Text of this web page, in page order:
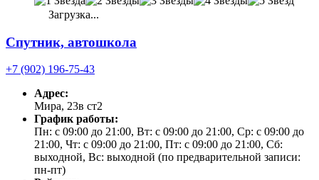
Загрузка...
Спутник, автошкола
+7 (902) 196-75-43
Адрес:
Мира, 23в ст2
График работы:
Пн: с 09:00 до 21:00, Вт: с 09:00 до 21:00, Ср: с 09:00 до
21:00, Чт: с 09:00 до 21:00, Пт: с 09:00 до 21:00, Сб:
выходной, Вс: выходной (по предварительной записи:
пн-пт)